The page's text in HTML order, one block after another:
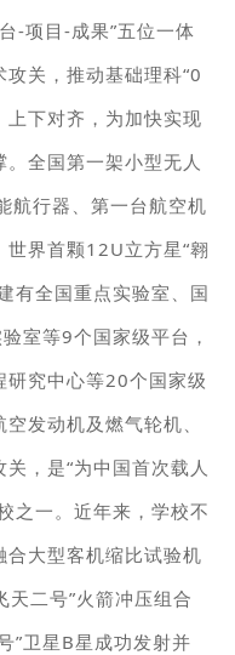
-项目-成果”五位一体
关，推动基础理科“0
上下对齐，为加快实现
全国第一架小型无人
航行器、第一台航空机
界首颗12U立方星“翱
有全国重点实验室、国
室等9个国家级平台，
研究中心等20个国家级
发动机及燃气轮机、
，是“为中国首次载人
之一。近年来，学校不
大型客机缩比试验机
天二号”火箭冲压组合
”卫星B星成功发射并